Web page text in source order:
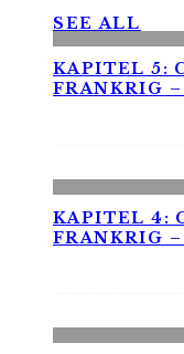
SEE ALL
KAPITEL 5:
FRANKRIG
KAPITEL 4:
FRANKRIG